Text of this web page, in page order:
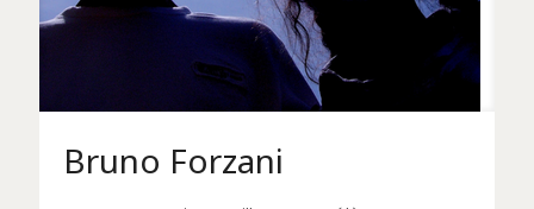
Bruno Forzani